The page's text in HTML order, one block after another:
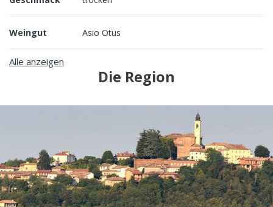
Weingut Asio Otus
Alle anzeigen
Die Region